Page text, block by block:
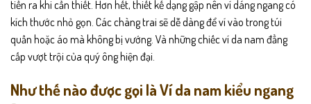
tiền ra khi cần thiết. Hơn hết, thiết kế dạng gập nên ví dáng ngang có
kích thước nhỏ gọn. Các chàng trai sẽ dễ dàng để ví vào trong túi
quần hoặc áo mà không bị vướng. Và những chiếc ví da nam đẳng
cấp vượt trội của quý ông hiện đại.
Như thế nào được gọi là Ví da nam kiểu ngang